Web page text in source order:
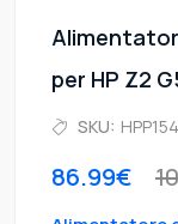
per HP Z2
SKU:
86.99€